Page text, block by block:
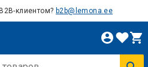
клиентом? b2b@lemona.ee